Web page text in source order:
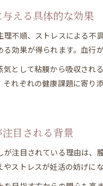
える具体的な効果
不順、ストレスによる
効果が得られます。血行
として粘膜から吸収さ
れぞれの健康課題に寄り
目される背景
注目されている理由は
ストレスが妊活の妨げに